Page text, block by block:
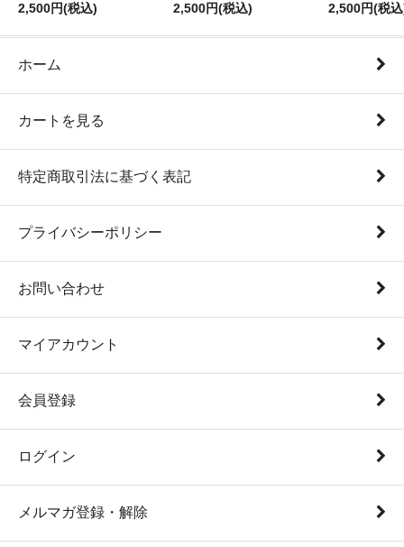
2,500円(税込)
2,500円(税込)
2,500円(税
ホーム
カートを見る
特定商取引法に基づく表記
プライバシーポリシー
お問い合わせ
マイアカウント
会員登録
ログイン
メルマガ登録・解除